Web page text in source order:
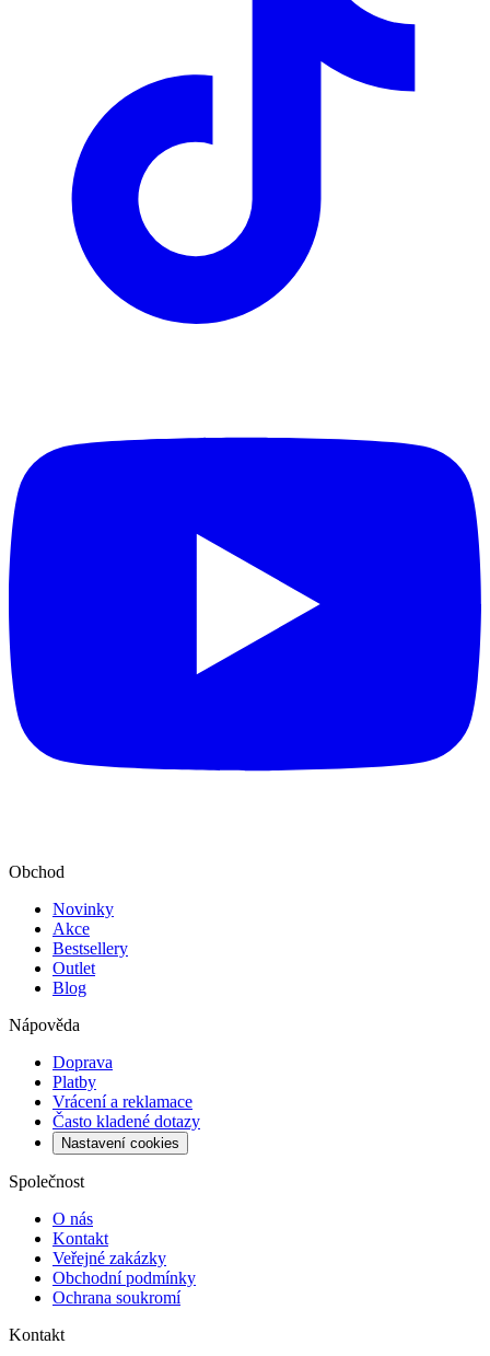
Obchod
Novinky
Akce
Bestsellery
Outlet
Blog
Nápověda
Doprava
Platby
Vrácení a reklamace
Často kladené dotazy
Nastavení cookies
Společnost
O nás
Kontakt
Veřejné zakázky
Obchodní podmínky
Ochrana soukromí
Kontakt